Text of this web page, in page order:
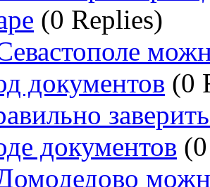
(0 Replies)
документов (0
документов